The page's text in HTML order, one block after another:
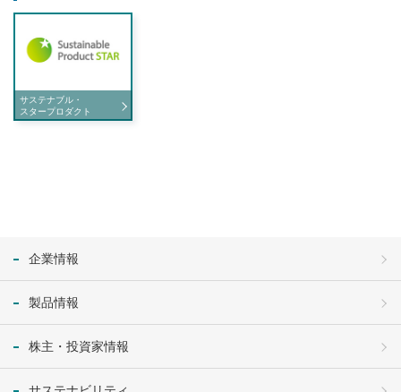
サステナブル・
スタープロダクト
企業情報
製品情報
株主・投資家情報